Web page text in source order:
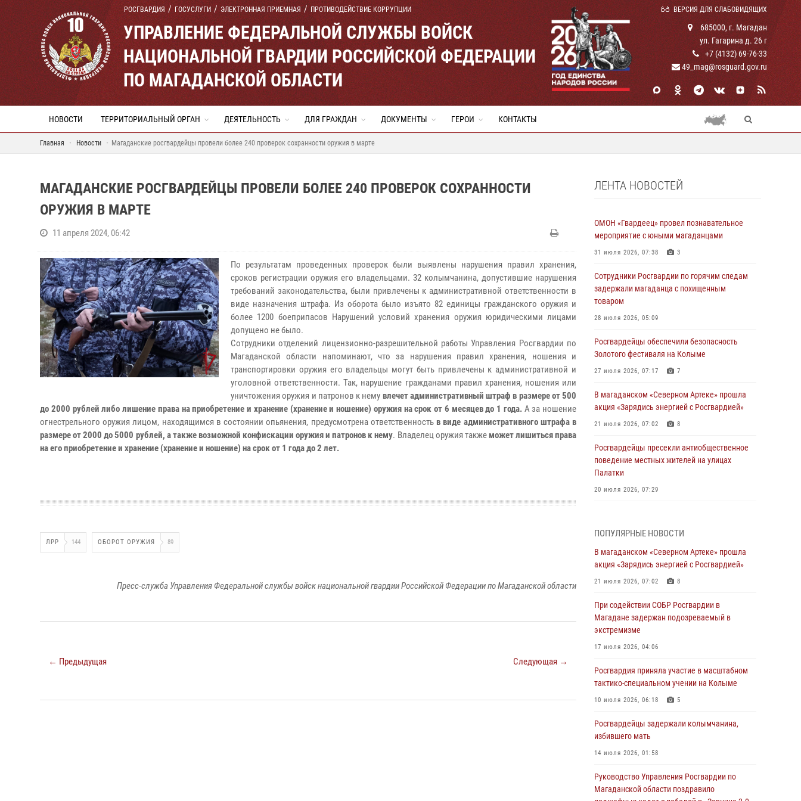
РОСГВАРДИЯ ГОСУСЛУГИ ЭЛЕКТРОННАЯ ПРИЕМНАЯ ПРОТИВОДЕЙСТВИЕ КОРРУПЦИИ ВЕРСИЯ ДЛЯ СЛАБОВИДЯЩИХ
УПРАВЛЕНИЕ ФЕДЕРАЛЬНОЙ СЛУЖБЫ ВОЙСК
НАЦИОНАЛЬНОЙ ГВАРДИИ РОССИЙСКОЙ ФЕДЕРАЦИИ
ПО МАГАДАНСКОЙ ОБЛАСТИ
685000, г. Магадан
ул. Гагарина д. 26 г
+7 (4132) 69-76-33
49_mag@rosguard.gov.ru
НОВОСТИ ТЕРРИТОРИАЛЬНЫЙ ОРГАН ДЕЯТЕЛЬНОСТЬ ДЛЯ ГРАЖДАН ДОКУМЕНТЫ ГЕРОИ КОНТАКТЫ
Главная Новости Магаданские росгвардейцы провели более 240 проверок сохранности оружия в марте
МАГАДАНСКИЕ РОСГВАРДЕЙЦЫ ПРОВЕЛИ БОЛЕЕ 240 ПРОВЕРОК СОХРАННОСТИ
ОРУЖИЯ В МАРТЕ
11 апреля 2024, 06:42
По результатам проведенных проверок были выявлены нарушения правил хранения,
сроков регистрации оружия его владельцами. 32 колымчанина, допустившие нарушения
требований законодательства, были привлечены к административной ответственности в
виде назначения штрафа. Из оборота было изъято 82 единицы гражданского оружия и
более 1200 боеприпасов Нарушений условий хранения оружия юридическими лицами
допущено не было.
Сотрудники отделений лицензионно-разрешительной работы Управления Росгвардии по
Магаданской области напоминают, что за нарушения правил хранения, ношения и
транспортировки оружия его владельцы могут быть привлечены к административной и
уголовной ответственности. Так, нарушение гражданами правил хранения, ношения или
уничтожения оружия и патронов к нему влечет административный штраф в размере от 500
до 2000 рублей либо лишение права на приобретение и хранение (хранение и ношение) оружия на срок от 6 месяцев до 1 года. А за ношение
огнестрельного оружия лицом, находящимся в состоянии опьянения, предусмотрена ответственность в виде административного штрафа в
размере от 2000 до 5000 рублей, а также возможной конфискации оружия и патронов к нему. Владелец оружия также может лишиться права
на его приобретение и хранение (хранение и ношение) на срок от 1 года до 2 лет.
ЛРР 144 ОБОРОТ ОРУЖИЯ 89
Пресс-служба Управления Федеральной службы войск национальной гвардии Российской Федерации по Магаданской области
← Предыдущая Следующая →
ЛЕНТА НОВОСТЕЙ
ОМОН «Гвардеец» провел познавательное
мероприятие с юными магаданцами
31 июля 2026, 07:38 3
Сотрудники Росгвардии по горячим следам
задержали магаданца с похищенным
товаром
28 июля 2026, 05:09
Росгвардейцы обеспечили безопасность
Золотого фестиваля на Колыме
27 июля 2026, 07:17 7
В магаданском «Северном Артеке» прошла
акция «Зарядись энергией с Росгвардией»
21 июля 2026, 07:02 8
Росгвардейцы пресекли антиобщественное
поведение местных жителей на улицах
Палатки
20 июля 2026, 07:29
подшефных кадет с победой в «Зарнице 2.0»
20 июля 2026, 04:02 8
При содействии СОБР Росгвардии в
экстремизме
17 июля 2026, 04:06
«Каникулы с Росгвардией» продолжаются на
16 июля 2026, 03:27 6
Начальник Главного штаба – первый
России генерал-полковник Сергей Бойко
поздравил связистов Росгвардии с
Кинологический тандем из Магадана
ПОПУЛЯРНЫЕ НОВОСТИ
В магаданском «Северном Артеке» прошла
акция «Зарядись энергией с Росгвардией»
21 июля 2026, 07:02 8
При содействии СОБР Росгвардии в
Магадане задержан подозреваемый в
экстремизме
17 июля 2026, 04:06
Росгвардия приняла участие в масштабном
тактико-специальном учении на Колыме
10 июля 2026, 06:18 5
Росгвардейцы задержали колымчанина,
избившего мать
14 июля 2026, 01:58
Руководство Управления Росгвардии по
Магаданской области поздравило